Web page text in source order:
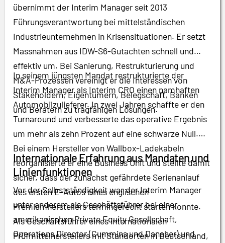
übernimmt der Interim Manager seit 2013
Führungsverantwortung bei mittelständischen
Industrieunternehmen in Krisensituationen. Er setzt
Massnahmen aus IDW-S6-Gutachten schnell und
effektiv um. Bei Sanierung, Restrukturierung und
M&A-Prozessen vereinigt er die Interessen von
Stakeholdern, Eigentümern, Belegschaft, Banken
und Beratern zu tragfähigen Lösungen.
In seinem jüngsten Mandat restrukturierte der
Interim Manager als Interim CRO einen namhaften
Automobilzulieferer. In zwei Jahren schaffte er den
Turnaround und verbesserte das operative Ergebnis
um mehr als zehn Prozent auf eine schwarze Null.
Bei einem Hersteller von Wallbox-Ladekabeln
reorganisierte er eine Business Unit und stellte damit
sicher, dass der zunächst gefährdete Serienanlauf
des ersten E-Autos eines englischen
Premiumherstellers termingerecht starten konnte.
Als Geschäftsführer eines internationalen
Prüfmittelherstellers mit Standorten in Deutschland,
Internationale Erfahrung aus Mandaten und
Linienfunktionen
Vor der Selbstständigkeit war der Interim Manager
unter anderem als Geschäftsführer bei einer
amerikanischen Private Equity Gesellschaft,
Operations Director (Cummins und Danaher) und